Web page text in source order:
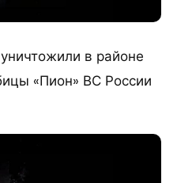
в районе
«Пион» ВС России